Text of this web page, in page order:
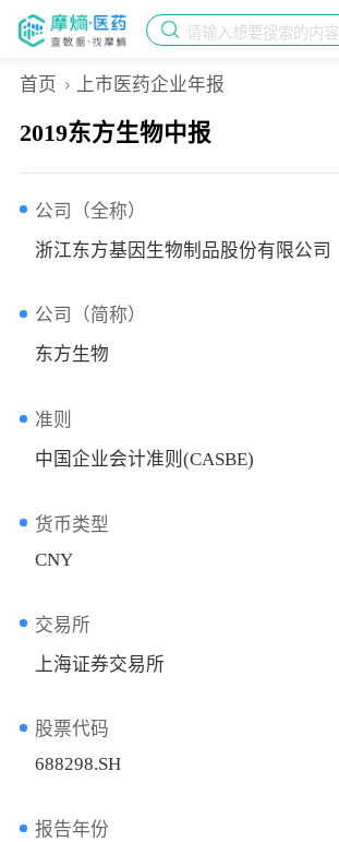
请输入想要搜索的内容
首页 上市医药企业年报
2019东方生物中报
公司（全称）
浙江东方基因生物制品股份有限公司
公司（简称）
东方生物
准则
中国企业会计准则(CASBE)
货币类型
CNY
交易所
上海证券交易所
股票代码
688298.SH
报告年份